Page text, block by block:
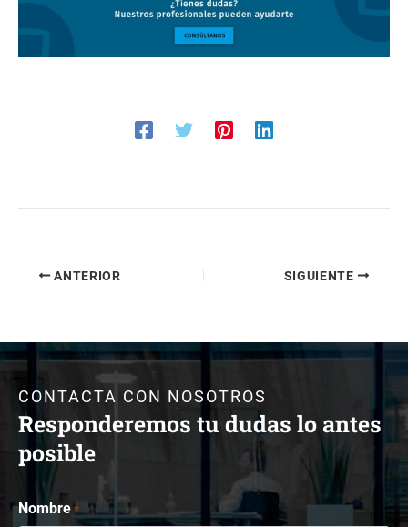
ANTERIOR SIGUIENTE
CONTACTA CON NOSOTROS
Responderemos tu dudas lo antes
posible
Nombre *